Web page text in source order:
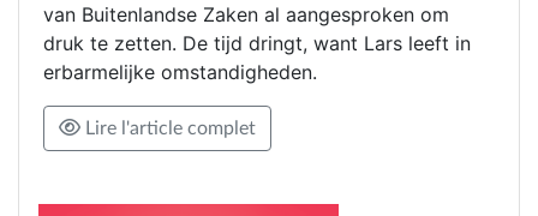
van Buitenlandse Zaken al aangesproken om
druk te zetten. De tijd dringt, want Lars leeft in
erbarmelijke omstandigheden.
Lire l'article complet